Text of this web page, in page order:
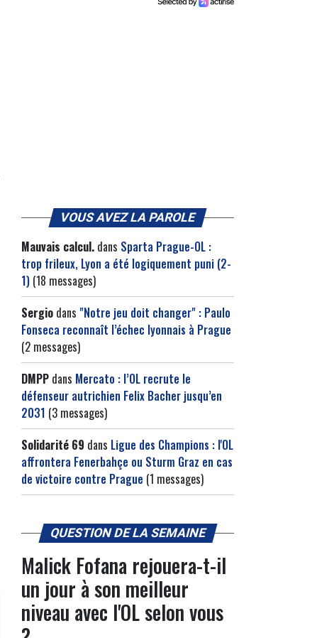
VOUS AVEZ LA PAROLE
Mauvais calcul. dans Sparta Prague-OL :
trop frileux, Lyon a été logiquement puni (2-
1) (18 messages)
Sergio dans "Notre jeu doit changer" : Paulo
Fonseca reconnaît l’échec lyonnais à Prague
(2 messages)
DMPP dans Mercato : l’OL recrute le
défenseur autrichien Felix Bacher jusqu’en
2031 (3 messages)
Solidarité 69 dans Ligue des Champions : l'OL
affrontera Fenerbahçe ou Sturm Graz en cas
de victoire contre Prague (1 messages)
QUESTION DE LA SEMAINE
Malick Fofana rejouera-t-il
un jour à son meilleur
niveau avec l'OL selon vous